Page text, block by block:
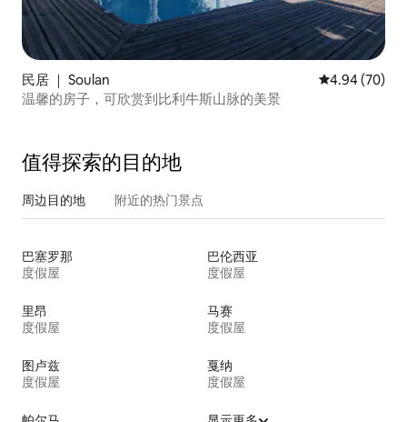
民居 ｜ Soulan 平均评分 4.94
4.94 (70)
温馨的房子，可欣赏到比利牛斯山脉的美景
值得探索的目的地
周边目的地 附近的热门景点
巴塞罗那
度假屋
巴伦西亚
度假屋
里昂
度假屋
马赛
度假屋
图卢兹
度假屋
戛纳
度假屋